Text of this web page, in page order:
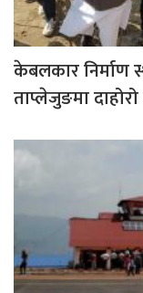
केबलकार निर्माण
ताप्लेजुङमा